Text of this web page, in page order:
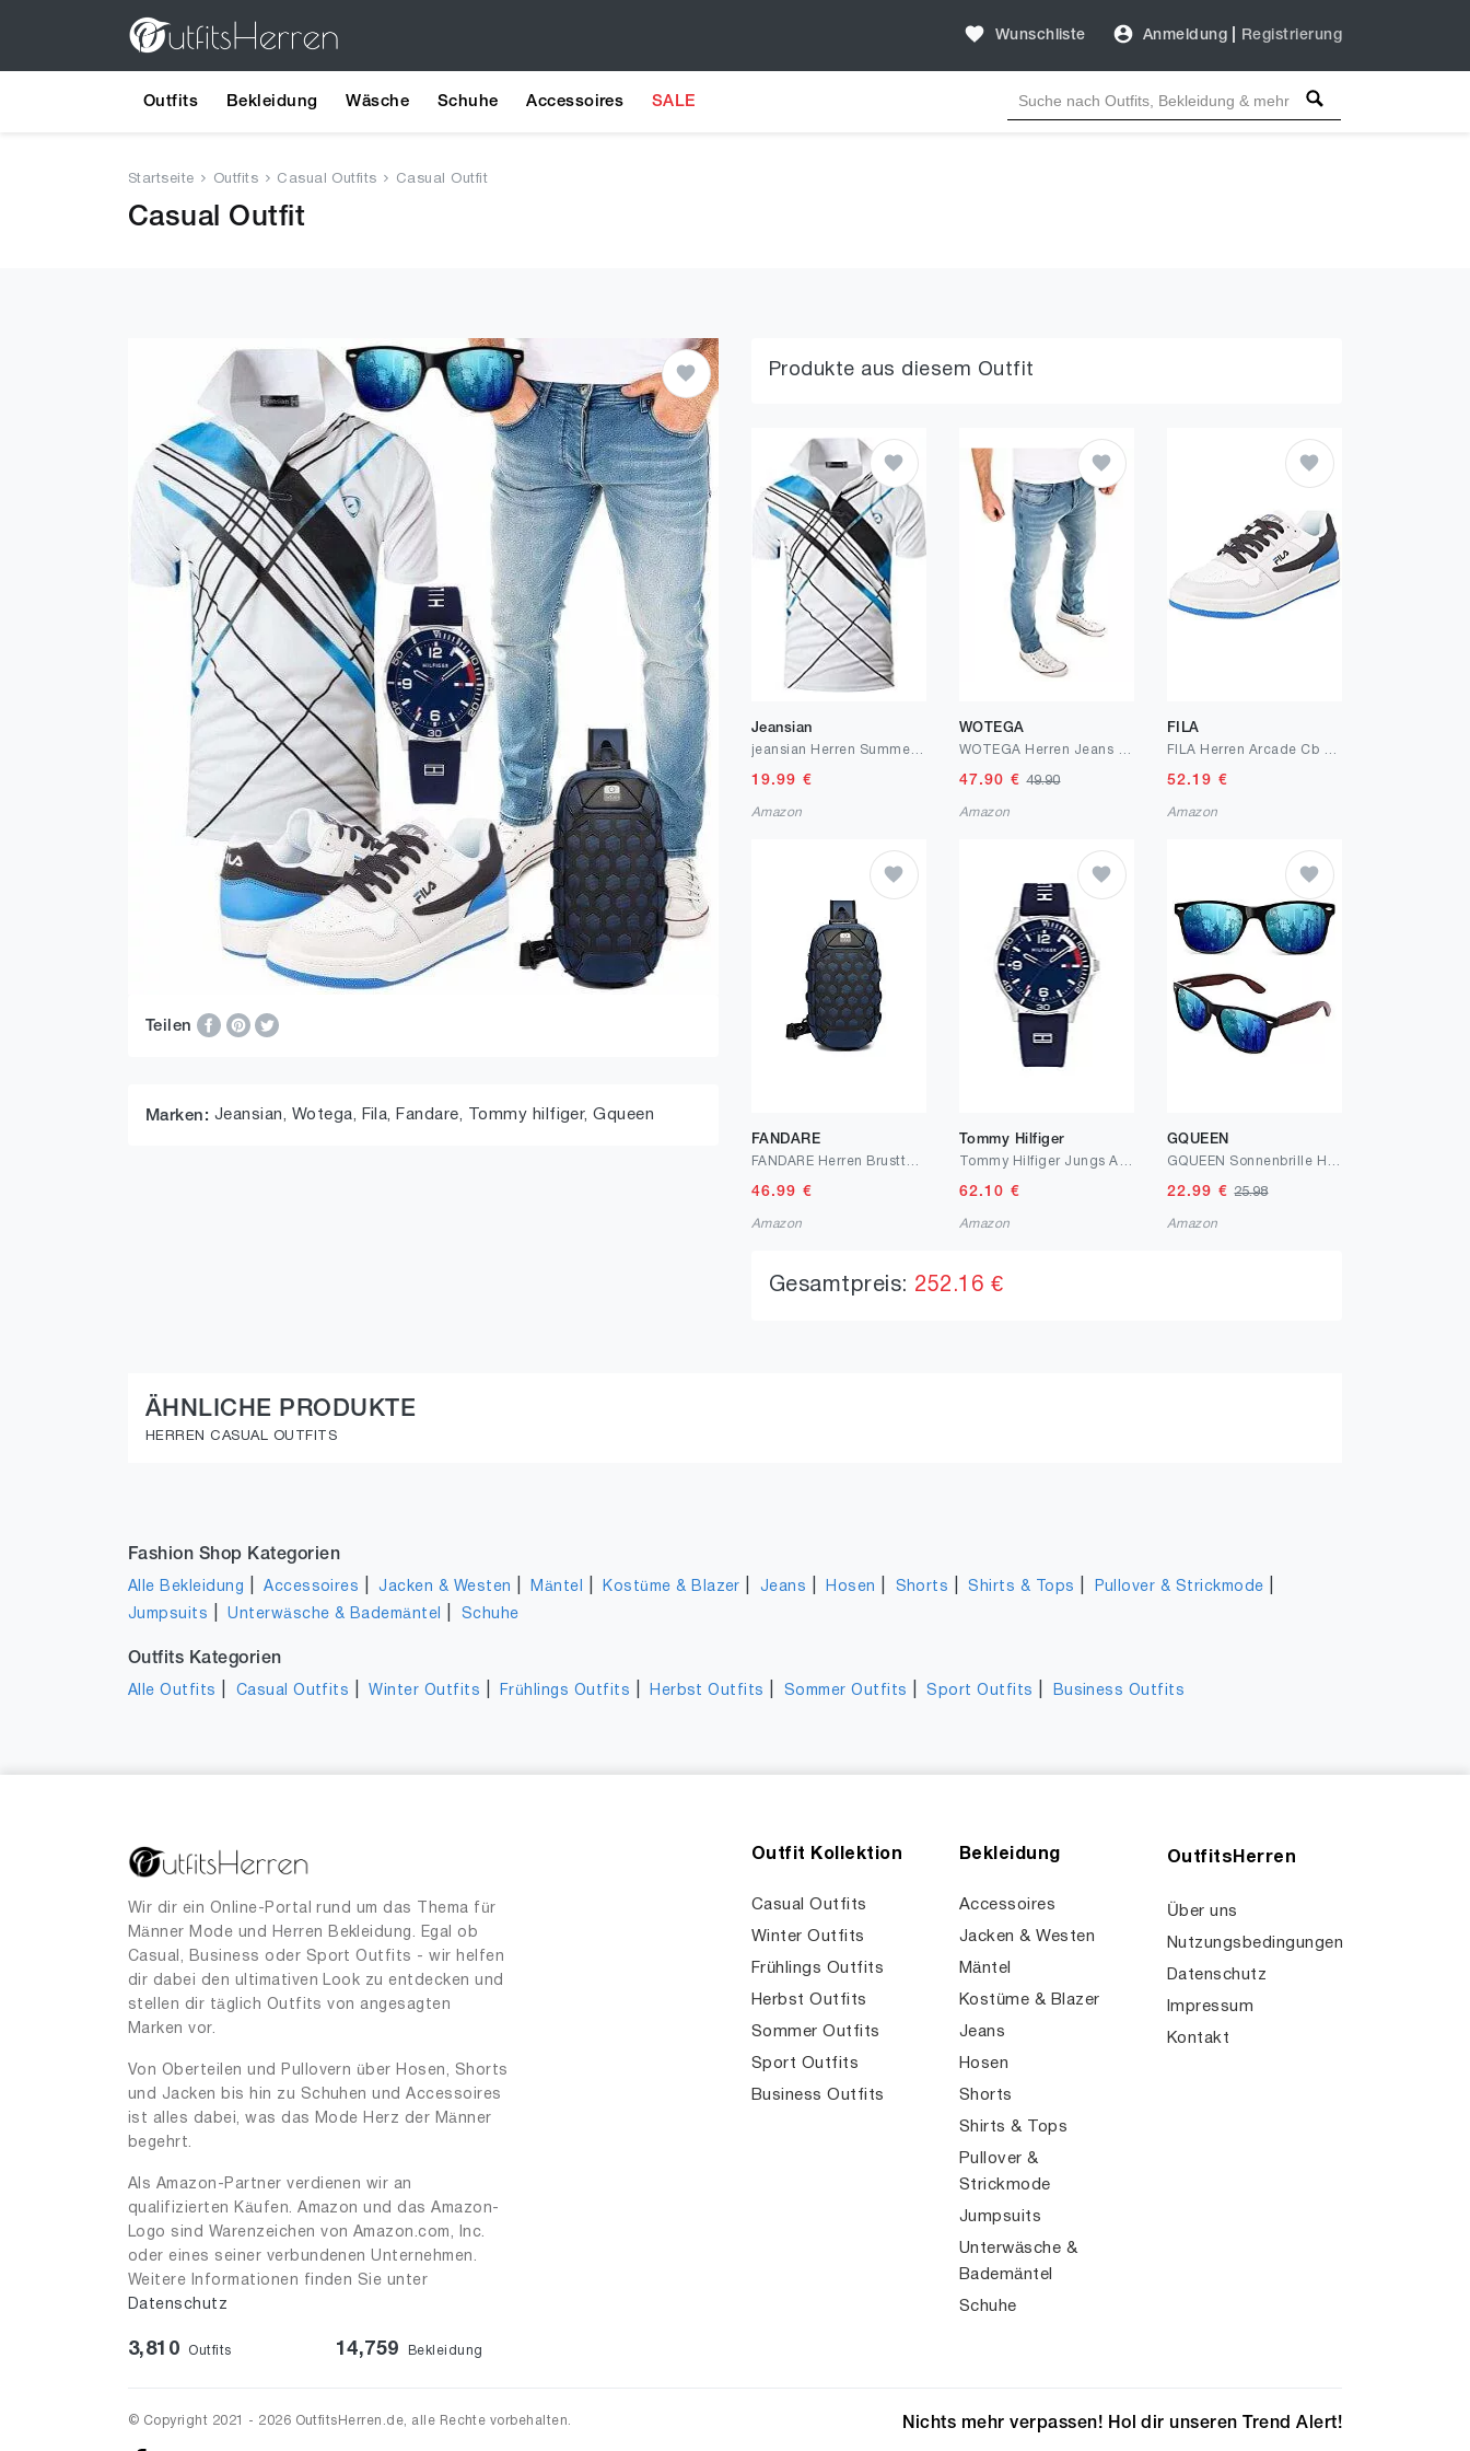
Wunschliste Anmeldung Registrierung
Outfits Bekleidung Wäsche Schuhe Accessoires SALE
Startseite Outfits Casual Outfits Casual Outfit
Casual Outfit
Teilen
Marken: Jeansian, Wotega, Fila, Fandare, Tommy hilfiger,Gqueen
Produkte aus diesem Outfit
Jeansian
19.99 €
Amazon
WOTEGA
47.90 €49.90
Amazon
FILA
52.19 €
Amazon
FANDARE
46.99 €
Amazon
Tommy Hilfiger
62.10 €
Amazon
GQUEEN
22.99 €25.98
Amazon
Gesamtpreis: 252.16 €
ÄHNLICHE PRODUKTE
HERREN CASUAL OUTFITS
Fashion Shop Kategorien
Alle Bekleidung |Accessoires |Jacken & Westen Mäntel Kostüme & Blazer Jeans Hosen Shorts |Shirts & Tops Pullover & Strickmode
Jumpsuits |Unterwäsche & Bademäntel Schuhe
Outfits Kategorien
Alle Outfits Casual Outfits |Winter Outfits Frühlings Outfits Herbst Outfits Sommer Outfits |Sport Outfits Business Outfits
Wir dir ein Online-Portal rund um das Thema für
Männer Mode und Herren Bekleidung. Egal ob
Casual, Business oder Sport Outfits - wir helfen
dir dabei den ultimativen Look zu entdecken und
stellen dir täglich Outfits von angesagten
Marken vor.
Von Oberteilen und Pullovern über Hosen, Shorts
und Jacken bis hin zu Schuhen und Accessoires
ist alles dabei, was das Mode Herz der Männer
begehrt.
Als Amazon-Partner verdienen wir an
qualifizierten Käufen. Amazon und das Amazon-
Logo sind Warenzeichen von Amazon.com, Inc.
oder eines seiner verbundenen Unternehmen.
Weitere Informationen finden Sie unter
Datenschutz
3,810 Outfits 14,759 Bekleidung
Outfit Kollektion
Casual Outfits
Winter Outfits
Frühlings Outfits
Herbst Outfits
Sommer Outfits
Sport Outfits
Business Outfits
Bekleidung
Accessoires
Jacken & Westen
Mäntel
Kostüme & Blazer
Jeans
Hosen
Shorts
Shirts & Tops
Pullover &
Strickmode
Jumpsuits
Unterwäsche &
Bademäntel
Schuhe
OutfitsHerren
Über uns
Nutzungsbedingungen
Datenschutz
Impressum
Kontakt
© Copyright 2021 - 2026 OutfitsHerren.de, alle Rechte vorbehalten. Nichts mehr verpassen! Hol dir unseren Trend Alert!